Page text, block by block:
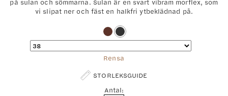
på sulan och sömmarna. Sulan är en svart vibram morflex, som
vi slipat ner och fäst en halkfri ytbe­klädnad på.
Rensa
STORLEKSGUIDE
Antal: